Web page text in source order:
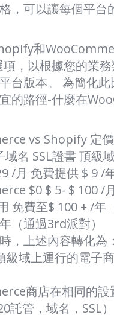
，可以讓每個平台
和
，以根據您的業
台版本。 為簡化
的路徑-什麼在
vs Shopify 定價
名 SSL證書 頂級
/月 免費提供 $ 9 /
$0 $ 5- $ 100 /
免費至$ 100 + /年
（通過3rd派對）
，上述內容轉化為：
級域上運行的電子
商店在相同的設
託管，域名，SSL）